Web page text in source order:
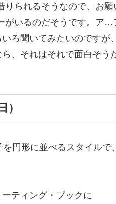
られるそうなので、お願
がいるのだそうです。ア…
聞いてみたいのですが
、それはそれで面白そう
円形に並べるスタイルで
ティング・ブックに